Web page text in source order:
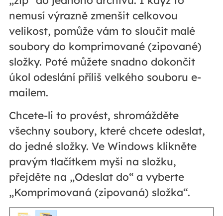
nemusí výrazně zmenšit celkovou
velikost, pomůže vám to sloučit malé
soubory do komprimované (zipované)
složky. Poté můžete snadno dokončit
úkol odeslání příliš velkého souboru e-
mailem.
Chcete-li to provést, shromážděte
všechny soubory, které chcete odeslat,
do jedné složky. Ve Windows klikněte
pravým tlačítkem myši na složku,
přejděte na „Odeslat do“ a vyberte
„Komprimovaná (zipovaná) složka“.